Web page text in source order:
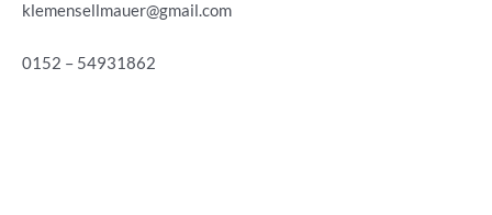
klemensellmauer@gmail.com
0152 – 54931862